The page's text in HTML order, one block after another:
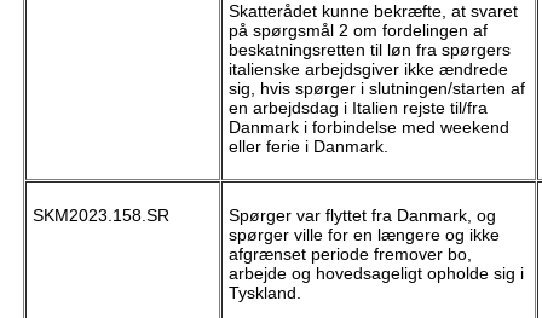
Skatterådet kunne bekræfte, at svaret
på spørgsmål 2 om fordelingen af
beskatningsretten til løn fra spørgers
italienske arbejdsgiver ikke ændrede
sig, hvis spørger i slutningen/starten af
en arbejdsdag i Italien rejste til/fra
Danmark i forbindelse med weekend
eller ferie i Danmark.
SKM2023.158.SR
Spørger var flyttet fra Danmark, og
spørger ville for en længere og ikke
afgrænset periode fremover bo,
arbejde og hovedsageligt opholde sig i
Tyskland.